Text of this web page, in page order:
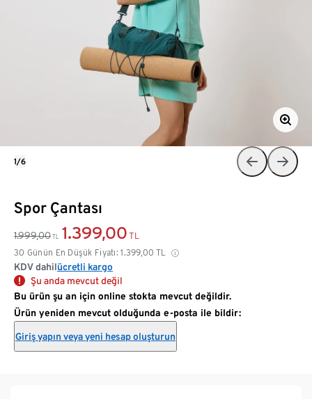
Spor Çantası
1.999,00 TL 1.399,00 TL
30 Günün En Düşük Fiyatı: 1.399,00 TL
KDV dahilücretli kargo
Şu anda mevcut değil
Bu ürün şu an için online stokta mevcut değildir.
Ürün yeniden mevcut olduğunda e-posta ile bildir:
Giriş yapın veya yeni hesap oluşturun
1/6